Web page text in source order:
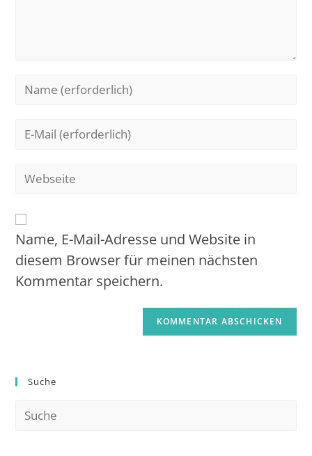
Name, E-Mail-Adresse und Website in
diesem Browser für meinen nächsten
Kommentar speichern.
Suche